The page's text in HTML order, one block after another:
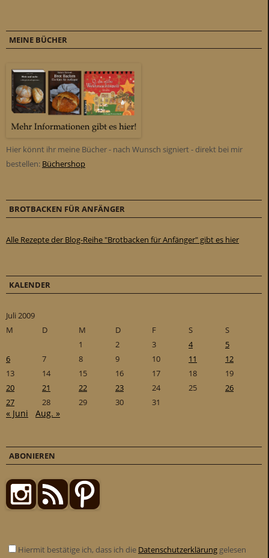
MEINE BÜCHER
Hier könnt ihr meine Bücher - nach Wunsch signiert - direkt bei mir
bestellen: Büchershop
BROTBACKEN FÜR ANFÄNGER
Alle Rezepte der Blog-Reihe "Brotbacken für Anfänger" gibt es hier
KALENDER
Juli 2009
M
D M D F S
S
1
2 3 4
5
6
7 8 9 10 11
12
13
14 15 16 17 18
19
20
21 22 23 24 25
26
27
28 29 30 31
« Juni Aug. »
ABONIEREN
Hiermit bestätige ich, dass ich die Datenschutzerklärung gelesen